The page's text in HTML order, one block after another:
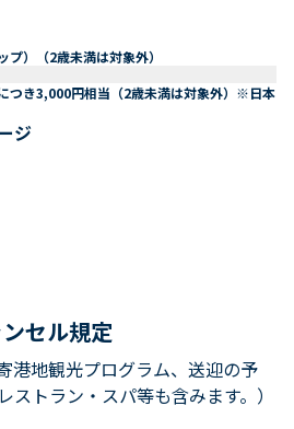
）（2歳未満は対象外）
つき3,000円相当（2歳未満は対象外）※日本
ジ
セル規定
港地観光プログラム、送迎の予
トラン・スパ等も含みます。）